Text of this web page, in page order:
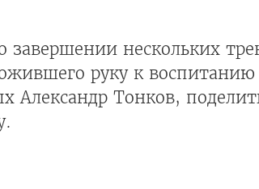
завершении нескольких
руку к воспитанию
Александр Тонков,